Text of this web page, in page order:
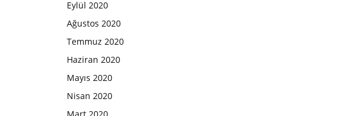
Eylül 2020
Ağustos 2020
Temmuz 2020
Haziran 2020
Mayıs 2020
Nisan 2020